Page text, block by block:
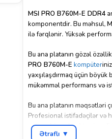
MSI PRO B760M-E DDR4
komponentdir. Bu məhsul,
ilə fərqlənir. Yüksək
Bu ana platanın gözəl
PRO B760M-E kompüter
yaxşılaşdırmaq üçün
mükəmməl performans və
Bu ana platanın məqsətləri
Profesional istifadəçilər və
yetirən bir məhsul təmin edir.
Ətraflı ▼